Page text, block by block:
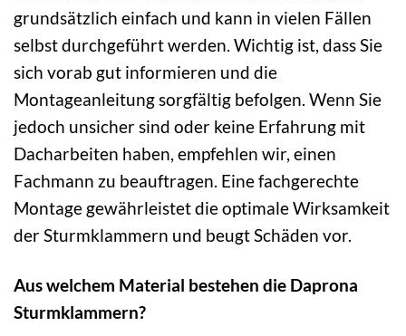
grundsätzlich einfach und kann in vielen Fällen
selbst durchgeführt werden. Wichtig ist, dass Sie
sich vorab gut informieren und die
Montageanleitung sorgfältig befolgen. Wenn Sie
jedoch unsicher sind oder keine Erfahrung mit
Dacharbeiten haben, empfehlen wir, einen
Fachmann zu beauftragen. Eine fachgerechte
Montage gewährleistet die optimale Wirksamkeit
der Sturmklammern und beugt Schäden vor.
Aus welchem Material bestehen die Daprona
Sturmklammern?